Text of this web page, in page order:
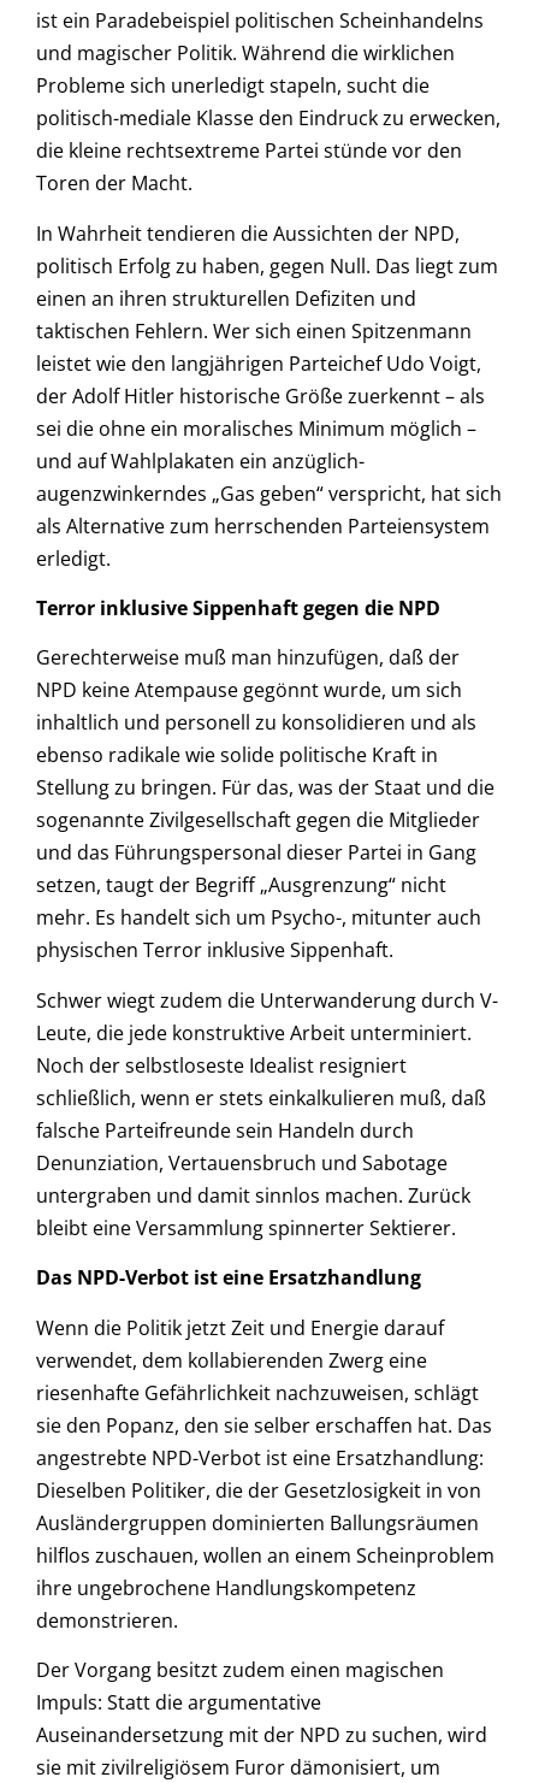
ist ein Paradebeispiel politischen Scheinhandelns
und magischer Politik. Während die wirklichen
Probleme sich unerledigt stapeln, sucht die
politisch-mediale Klasse den Eindruck zu erwecken,
die kleine rechtsextreme Partei stünde vor den
Toren der Macht.
In Wahrheit tendieren die Aussichten der NPD,
politisch Erfolg zu haben, gegen Null. Das liegt zum
einen an ihren strukturellen Defiziten und
taktischen Fehlern. Wer sich einen Spitzenmann
leistet wie den langjährigen Parteichef Udo Voigt,
der Adolf Hitler historische Größe zuerkennt – als
sei die ohne ein moralisches Minimum möglich –
und auf Wahlplakaten ein anzüglich-
augenzwinkerndes „Gas geben“ verspricht, hat sich
als Alternative zum herrschenden Parteiensystem
erledigt.
Terror inklusive Sippenhaft gegen die NPD
Gerechterweise muß man hinzufügen, daß der
NPD keine Atempause gegönnt wurde, um sich
inhaltlich und personell zu konsolidieren und als
ebenso radikale wie solide politische Kraft in
Stellung zu bringen. Für das, was der Staat und die
sogenannte Zivilgesellschaft gegen die Mitglieder
und das Führungspersonal dieser Partei in Gang
setzen, taugt der Begriff „Ausgrenzung“ nicht
mehr. Es handelt sich um Psycho-, mitunter auch
physischen Terror inklusive Sippenhaft.
Schwer wiegt zudem die Unterwanderung durch V-
Leute, die jede konstruktive Arbeit unterminiert.
Noch der selbstloseste Idealist resigniert
schließlich, wenn er stets einkalkulieren muß, daß
falsche Parteifreunde sein Handeln durch
Denunziation, Vertauensbruch und Sabotage
untergraben und damit sinnlos machen. Zurück
bleibt eine Versammlung spinnerter Sektierer.
Das NPD-Verbot ist eine Ersatzhandlung
Wenn die Politik jetzt Zeit und Energie darauf
verwendet, dem kollabierenden Zwerg eine
riesenhafte Gefährlichkeit nachzuweisen, schlägt
sie den Popanz, den sie selber erschaffen hat. Das
angestrebte NPD-Verbot ist eine Ersatzhandlung:
Dieselben Politiker, die der Gesetzlosigkeit in von
Ausländergruppen dominierten Ballungsräumen
hilflos zuschauen, wollen an einem Scheinproblem
ihre ungebrochene Handlungskompetenz
demonstrieren.
Der Vorgang besitzt zudem einen magischen
Impuls: Statt die argumentative
Auseinandersetzung mit der NPD zu suchen, wird
sie mit zivilreligiösem Furor dämonisiert, um